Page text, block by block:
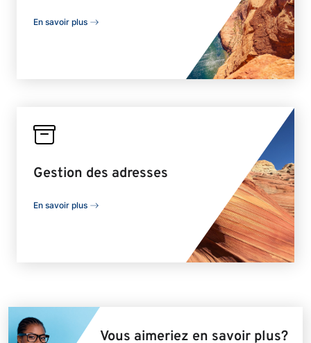
En savoir plus
Gestion des adresses
En savoir plus
Vous aimeriez en savoir plus?